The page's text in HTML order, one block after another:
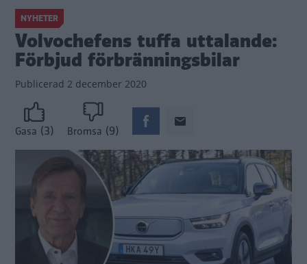
NYHETER
Volvochefens tuffa uttalande:
Förbjud förbränningsbilar
Publicerad 2 december 2020
Gasa (3) Bromsa (9)